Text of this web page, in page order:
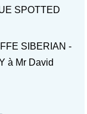
SPOTTED
SIBERIAN -
à Mr David